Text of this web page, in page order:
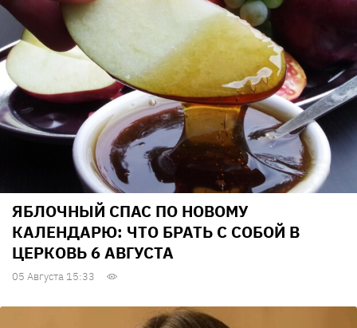
ЯБЛОЧНЫЙ СПАС ПО НОВОМУ
КАЛЕНДАРЮ: ЧТО БРАТЬ С СОБОЙ В
ЦЕРКОВЬ 6 АВГУСТА
05 Августа 15:33